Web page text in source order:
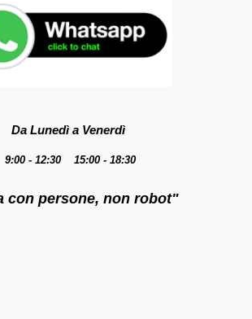
Da Lunedì a Venerdì
9:00 - 12:30 15:00 - 18:30
con persone, non robot"